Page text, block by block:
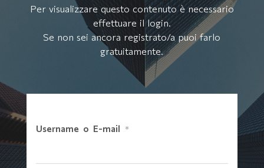
Per visualizzare questo contenuto è necessario
effettuare il login.
Se non sei ancora registrato/a puoi farlo
gratuitamente.
Username o E-mail *